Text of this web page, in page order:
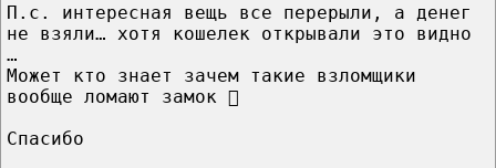
П.с. интересная вещь все перерыли, а денег
не взяли… хотя кошелек открывали это видно
…
Может кто знает зачем такие взломщики
вообще ломают замок 
Спасибо